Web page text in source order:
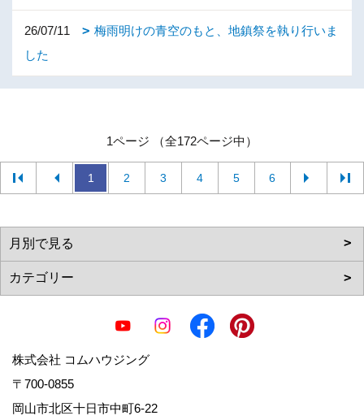
26/07/11
梅雨明けの青空のもと、地鎮祭を執り行いま
した
1ページ （全172ページ中）
1 2 3 4 5 6
株式会社 コムハウジング
〒700-0855
岡山市北区十日市中町6-22